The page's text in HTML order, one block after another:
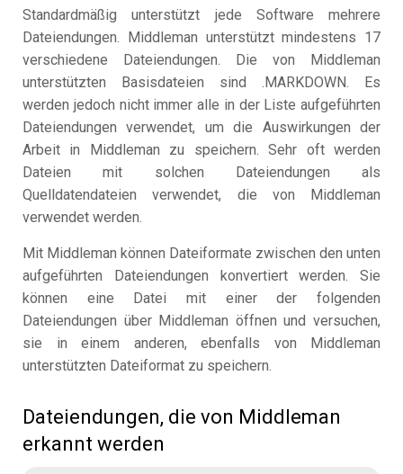
Standardmäßig unterstützt jede Software mehrere
Dateiendungen. Middleman unterstützt mindestens 17
verschiedene Dateiendungen. Die von Middleman
unterstützten Basisdateien sind .MARKDOWN. Es
werden jedoch nicht immer alle in der Liste aufgeführten
Dateiendungen verwendet, um die Auswirkungen der
Arbeit in Middleman zu speichern. Sehr oft werden
Dateien mit solchen Dateiendungen als
Quelldatendateien verwendet, die von Middleman
verwendet werden.
Mit Middleman können Dateiformate zwischen den unten
aufgeführten Dateiendungen konvertiert werden. Sie
können eine Datei mit einer der folgenden
Dateiendungen über Middleman öffnen und versuchen,
sie in einem anderen, ebenfalls von Middleman
unterstützten Dateiformat zu speichern.
Dateiendungen, die von Middleman
erkannt werden